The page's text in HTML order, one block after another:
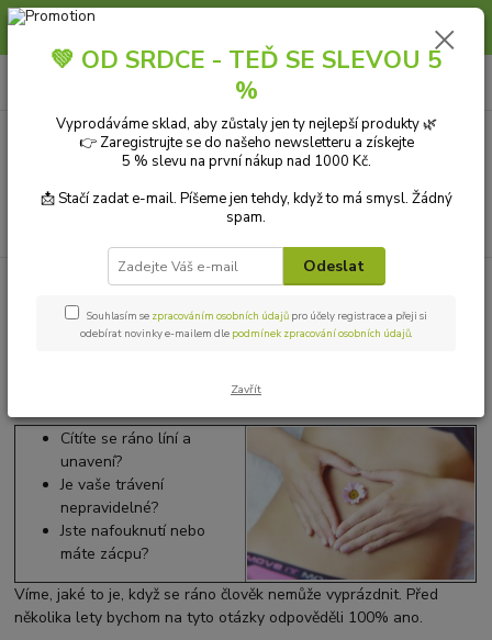
Slunce, koupání a horko dávají vlasům zabrat. Dopřejte jim šetrnou péči s
CZK
Funguje ti trávení?
Funguje ti trávení?
Nemám problém, pokud to funguje.
Cítíte se ráno líní a
unavení?
Je vaše trávení
nepravidelné?
Jste nafouknutí nebo
máte zácpu?
Víme, jaké to je, když se ráno člověk nemůže vyprázdnit. Před
několika lety bychom na tyto otázky odpověděli 100% ano.
💚 OD SRDCE - TEĎ SE SLEVOU 5
%
Vyprodáváme sklad, aby zůstaly jen ty nejlepší produkty 🌿
👉 Zaregistrujte se do našeho newsletteru a získejte
5 % slevu na první nákup nad 1000 Kč.
📩 Stačí zadat e-mail. Píšeme jen tehdy, když to má smysl. Žádný
spam.
Odeslat
Souhlasím se zpracováním osobních údajů pro účely registrace a přeji si
odebírat novinky e-mailem dle podmínek zpracování osobních údajů.
Zavřít